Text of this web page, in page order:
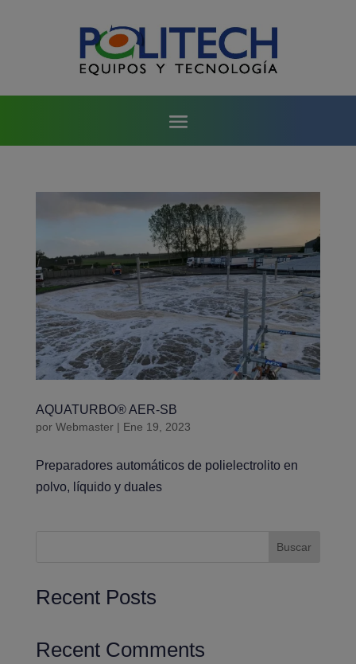
AQUATURBO® AER-SB
por Webmaster| Ene 19, 2023
Preparadores automáticos de polielectrolito en
polvo, líquido y duales
Buscar
Recent Posts
Recent Comments